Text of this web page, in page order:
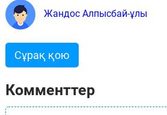
Жандос Алпысбай-ұлы
Сұрақ қою
Комменттер